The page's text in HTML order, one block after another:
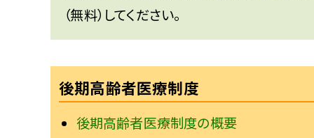
（無料）してください。
後期高齢者医療制度
後期高齢者医療制度の概要